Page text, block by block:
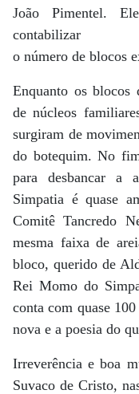
João Pimentel.
contabilizar
o número de blocos
Enquanto os
de núcleos
surgiram de
do botequim. No
para desbancar a
Simpatia é quase
Comitê Tancredo
mesma faixa de
bloco, querido de
Rei Momo do
conta com quase
nova e a poesia do
Irreverência e boa
Suvaco de Cristo,